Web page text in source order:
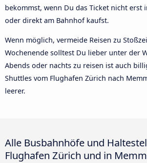
bekommst, wenn Du das Ticket nicht erst
oder direkt am Bahnhof kaufst.
Wenn möglich, vermeide Reisen zu
Wochenende solltest Du lieber unter der
Abends oder nachts zu reisen ist auch
Shuttles vom Flughafen Zürich nach
leerer.
Alle Busbahnhöfe und
Flughafen Zürich und in